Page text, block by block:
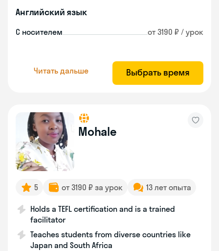
Английский язык
С носителем от 3190 ₽ / урок
Читать дальше Выбрать время
Mohale
5 от 3190 ₽ за урок 13 лет опыта
Holds a TEFL certification and is a trained
facilitator
Teaches students from diverse countries like
Japan and South Africa